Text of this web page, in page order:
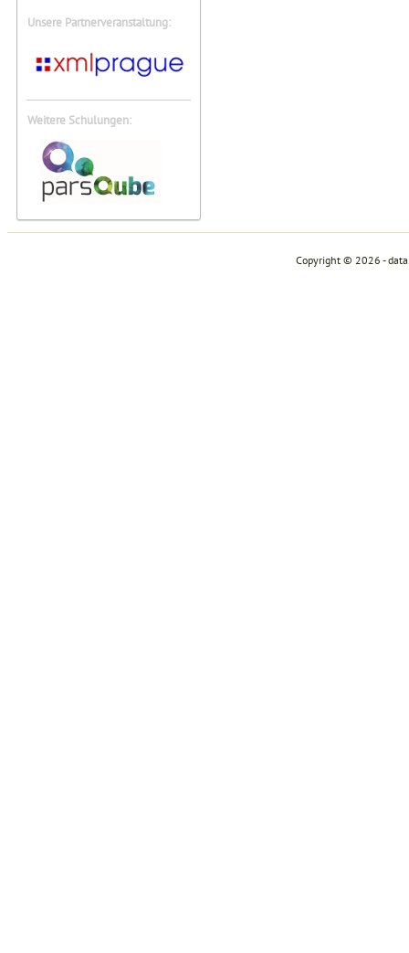
Unsere Partnerveranstaltung:
Weitere Schulungen:
Copyright © 2026 -